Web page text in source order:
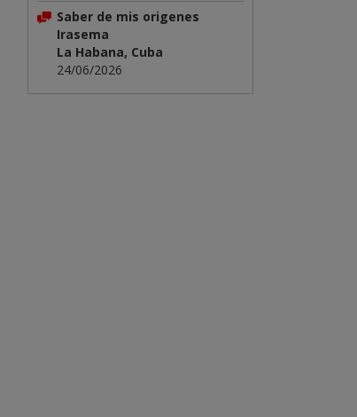
Saber de mis origenes
Irasema
La Habana, Cuba
24/06/2026